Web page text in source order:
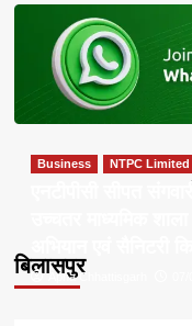
बिलासपुर
Business NTPC Limited
Apna Chhattisgarh